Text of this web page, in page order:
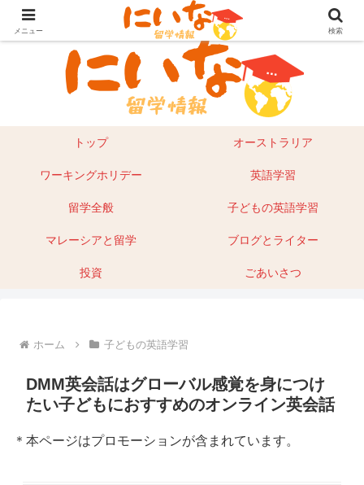
目指せ！英語留学｜オーストラリア留学やマレーシアもあり
トップ オーストラリア
ワーキングホリデー 英語学習
留学全般 子どもの英語学習
マレーシアと留学 ブログとライター
投資 ごあいさつ
ホーム 子どもの英語学習
DMM英会話はグローバル感覚を身につけ
たい子どもにおすすめのオンライン英会話
＊本ページはプロモーションが含まれています。
メニュー 検索